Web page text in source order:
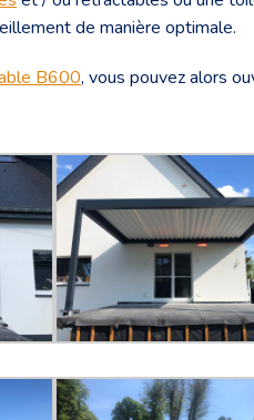
de manière optimale.
B600, vous pouvez alors